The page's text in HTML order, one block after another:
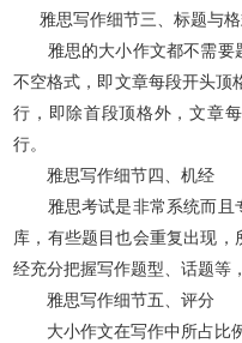
雅思写作细节三、标题与
雅思的大小作文都不需要
不空格式，即文章每段开头顶
行，即除首段顶格外，文章
行。
雅思写作细节四、机经
雅思考试是非常系统而且
库，有些题目也会重复出现
经充分把握写作题型、话题等
雅思写作细节五、评分
大小作文在写作中所占比例